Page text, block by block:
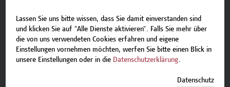
E-Mail: academy[at]hcw.ac.at
Tel.: +43 1 606 6877-8800
Lassen Sie uns bitte wissen, dass Sie damit einverstanden sind
und klicken Sie auf "Alle Dienste aktivieren". Falls Sie mehr über
die von uns verwendeten Cookies erfahren und eigene
Einstellungen vornehmen möchten, werfen Sie bitte einen Blick in
unsere Einstellungen oder in die Datenschutzerklärung.
Datenschutz